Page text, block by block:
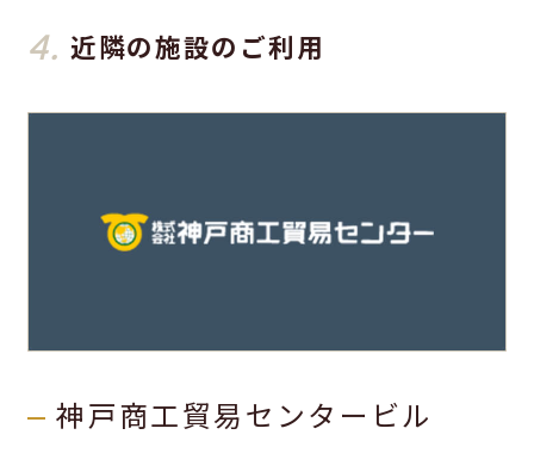
4. 近隣の施設のご利用
神戸商工貿易センタービル